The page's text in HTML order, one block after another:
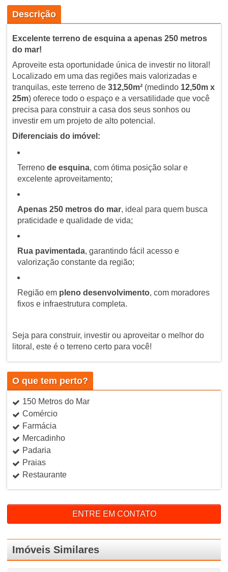
Descrição
Excelente terreno de esquina a apenas 250 metros
do mar!
Aproveite esta oportunidade única de investir no litoral!
Localizado em uma das regiões mais valorizadas e
tranquilas, este terreno de 312,50m²(medindo 12,50m x
25m) oferece todo o espaço e a versatilidade que você
precisa para construir a casa dos seus sonhos ou
investir em um projeto de alto potencial.
Diferenciais do imóvel:
Terreno de esquina, com ótima posição solar e
excelente aproveitamento;
Apenas 250 metros do mar, ideal para quem busca
praticidade e qualidade de vida;
Rua pavimentada, garantindo fácil acesso e
valorização constante da região;
Região em pleno desenvolvimento, com moradores
fixos e infraestrutura completa.
Seja para construir, investir ou aproveitar o melhor do
litoral, este é o terreno certo para você!
O que tem perto?
150 Metros do Mar
Comércio
Farmácia
Mercadinho
Padaria
Praias
Restaurante
ENTRE EM CONTATO
Imóveis Similares